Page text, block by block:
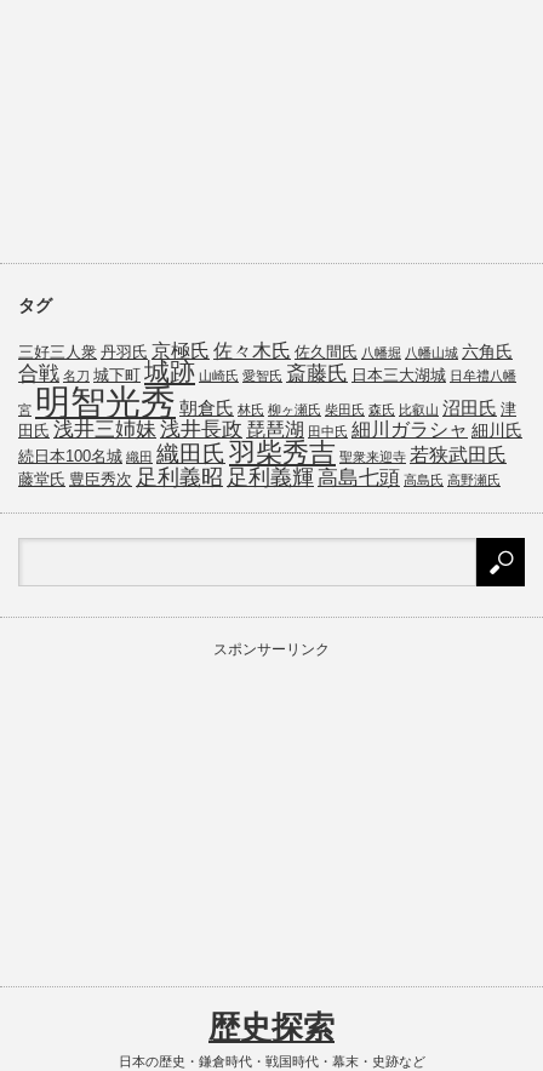
タグ
三好三人衆 丹羽氏 京極氏 佐々木氏 佐久間氏 八幡堀 八幡山城 六角氏
合戦 名刀 城下町 城跡 山崎氏 愛智氏 斎藤氏 日本三大湖城 日牟禮八幡
宮 明智光秀 朝倉氏 林氏 柳ヶ瀬氏 柴田氏 森氏 比叡山 沼田氏 津
田氏 浅井三姉妹 浅井長政 琵琶湖 田中氏 細川ガラシャ 細川氏
続日本100名城 織田 織田氏 羽柴秀吉 聖衆来迎寺 若狭武田氏
藤堂氏 豊臣秀次 足利義昭 足利義輝高島七頭 高島氏 高野瀬氏
スポンサーリンク
歴史探索
日本の歴史・鎌倉時代・戦国時代・幕末・史跡など